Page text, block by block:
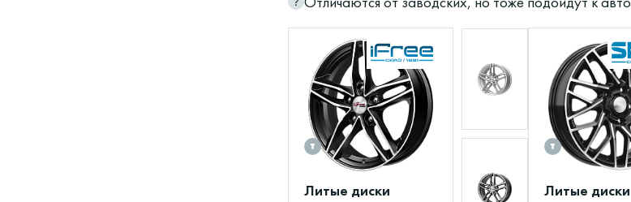
Литые диски
Литые диски